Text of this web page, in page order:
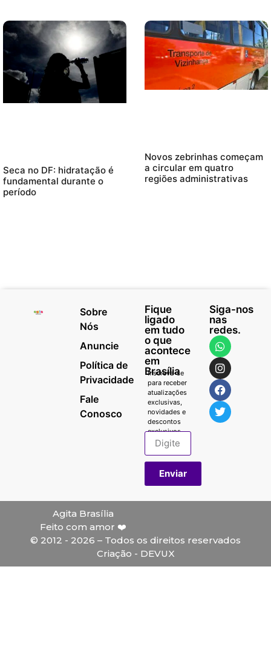
Seca no DF: hidratação é
fundamental durante o
período
Novos zebrinhas começam
a circular em quatro
regiões administrativas
Sobre
Nós
Anuncie
Política de
Privacidade
Fale
Conosco
Fique
ligado
em tudo
o que
acontece
em
Brasília
Inscreva-se
para receber
atualizações
exclusivas,
novidades e
descontos
exclusivos.
Enviar
Siga-nos
nas
redes.
Agita Brasília
Feito com amor ❤️
© 2012 - 2026 – Todos os direitos reservados
Criação - DEVUX